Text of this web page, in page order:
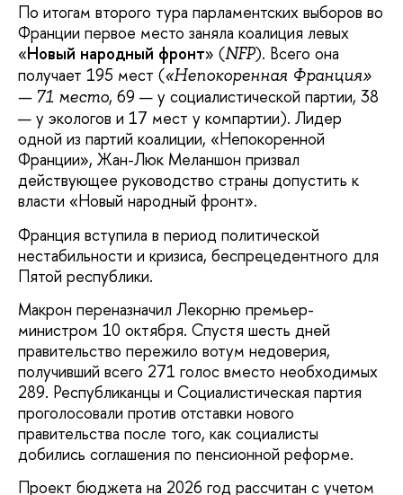
По итогам второго тура парламентских выборов во
Франции первое место заняла коалиция левых
«Новый народный фронт» (NFP). Всего она
получает 195 мест («Непокоренная Франция»
— 71 место, 69 — у социалистической партии, 38
— у экологов и 17 мест у компартии). Лидер
одной из партий коалиции, «Непокоренной
Франции», Жан-Люк Меланшон призвал
действующее руководство страны допустить к
власти «Новый народный фронт».
Франция вступила в период политической
нестабильности и кризиса, беспрецедентного для
Пятой республики.
Макрон переназначил Лекорню премьер-
министром 10 октября. Спустя шесть дней
правительство пережило вотум недоверия,
получивший всего 271 голос вместо необходимых
289. Республиканцы и Социалистическая партия
проголосовали против отставки нового
правительства после того, как социалисты
добились соглашения по пенсионной реформе.
Проект бюджета на 2026 год рассчитан с учетом